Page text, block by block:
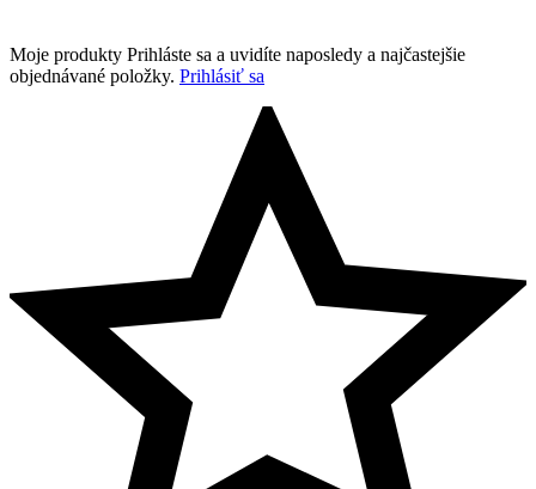
Moje produkty Prihláste sa a uvidíte naposledy a najčastejšie
objednávané položky. Prihlásiť sa